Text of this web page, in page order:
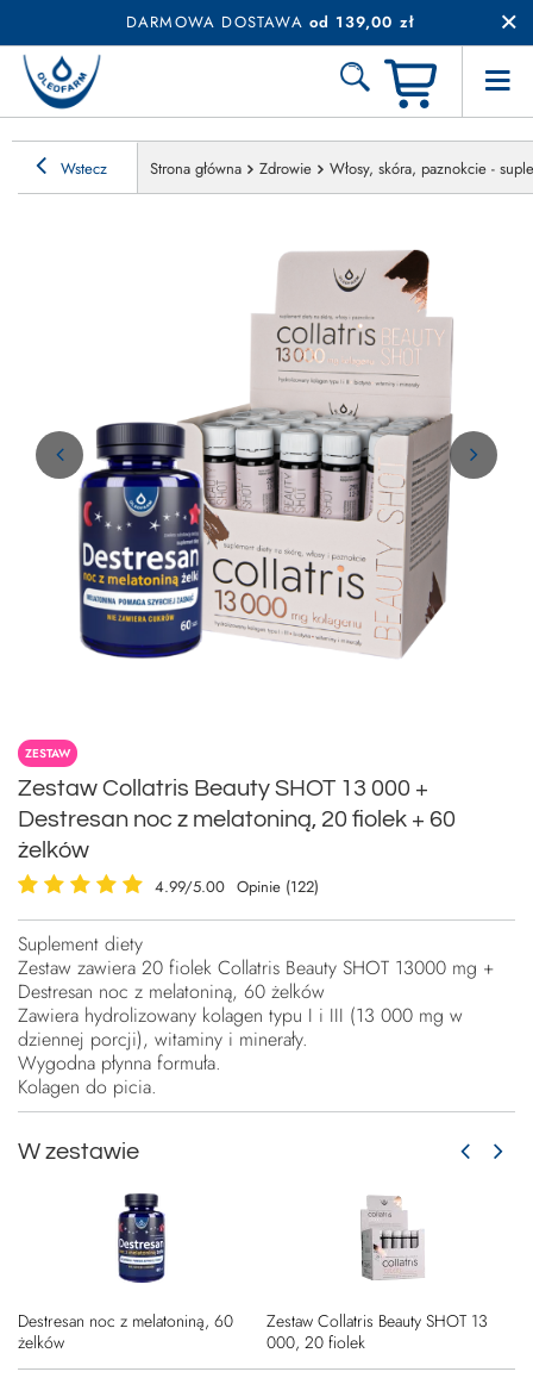
DARMOWA DOSTAWA od 139,00 zł
Wstecz Strona główna Zdrowie Włosy, skóra, paznokcie -
ZESTAW
Zestaw Collatris Beauty SHOT 13 000 +
Destresan noc z melatoniną, 20 fiolek + 60
żelków
4.99/5.00 Opinie (122)
Suplement diety
Zestaw zawiera 20 fiolek Collatris Beauty SHOT 13000 mg +
Destresan noc z melatoniną, 60 żelków
Zawiera hydrolizowany kolagen typu I i III (13 000 mg w
dziennej porcji), witaminy i minerały.
Wygodna płynna formuła.
Kolagen do picia.
W zestawie
Destresan noc z melatoniną, 60
żelków
Zestaw Collatris Beauty SHOT 13
000, 20 fiolek